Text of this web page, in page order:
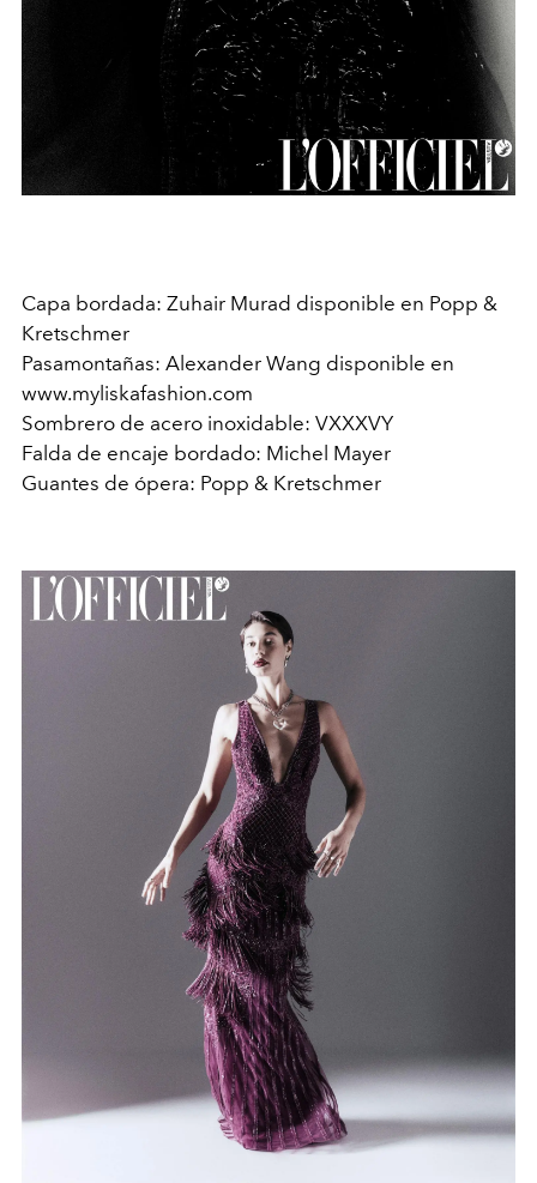
Capa bordada: Zuhair Murad disponible en Popp &
Kretschmer
Pasamontañas: Alexander Wang disponible en
www.myliskafashion.com
Sombrero de acero inoxidable: VXXXVY
Falda de encaje bordado: Michel Mayer
Guantes de ópera: Popp & Kretschmer